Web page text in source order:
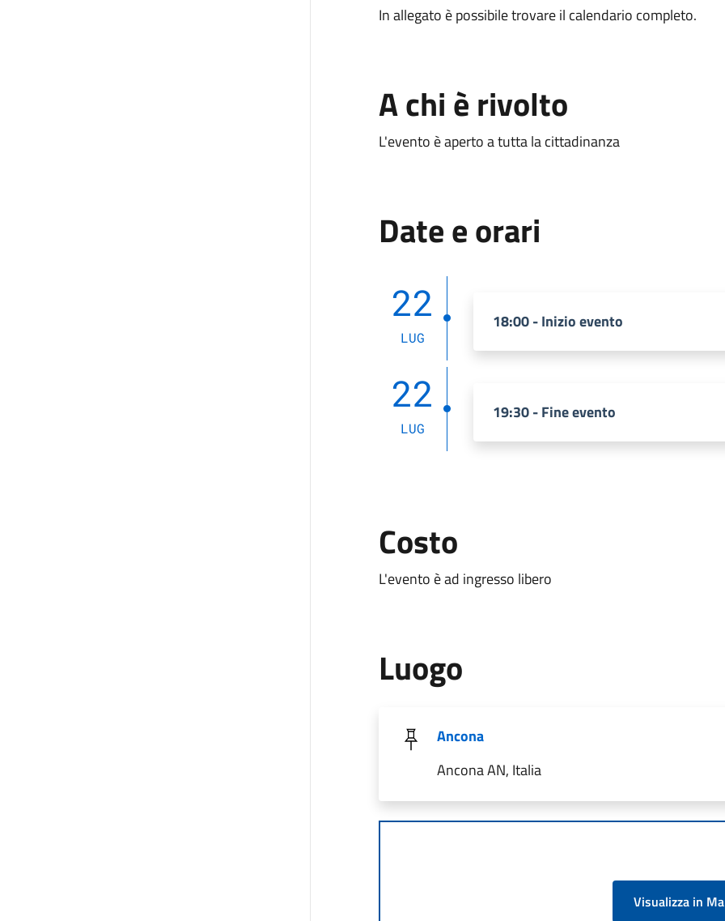
In allegato è possibile trovare il calendario completo.
A chi è rivolto
L'evento è aperto a tutta la cittadinanza
Date e orari
22
LUG
18:00 - Inizio evento
22
LUG
19:30 - Fine evento
Costo
L'evento è ad ingresso libero
Luogo
Ancona
Ancona AN, Italia
Visualizza in